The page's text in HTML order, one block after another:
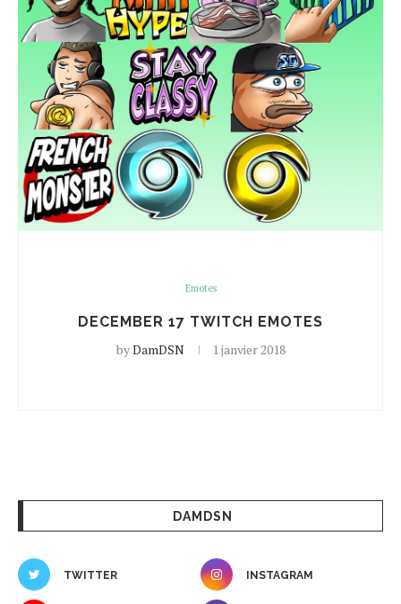
Emotes
DECEMBER 17 TWITCH EMOTES
byDamDSN 1 janvier 2018
DAMDSN
TWITTER INSTAGRAM